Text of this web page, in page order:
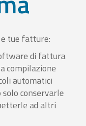
tue fatture:
di fattura
compilazione
automatici
conservarle
ad altri